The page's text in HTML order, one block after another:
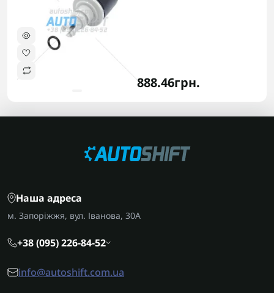
888.46грн.
Наша адреса
м. Запоріжжя, вул. Іванова, 30А
+38 (095) 226-84-52
info@autoshift.com.ua